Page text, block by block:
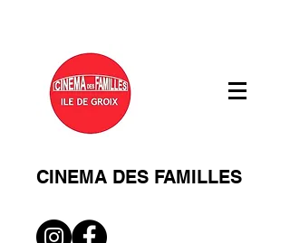
CINEMA DES FAMILLES